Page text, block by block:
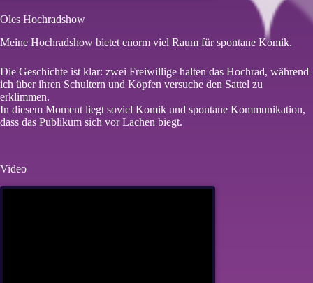
Oles Hochradshow
Meine Hochradshow bietet enorm viel Raum für spontane Komik.
Die Geschichte ist klar: zwei Freiwillige halten das Hochrad, während
ich über ihren Schultern und Köpfen versuche den Sattel zu
erklimmen.
In diesem Moment liegt soviel Komik und spontane Kommunikation,
dass das Publikum sich vor Lachen biegt.
Video